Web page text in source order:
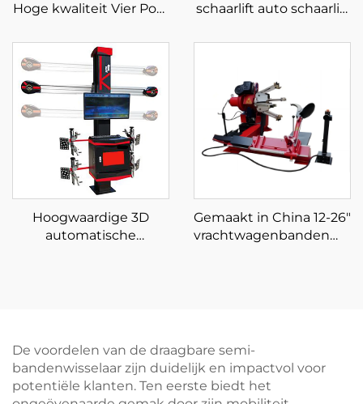
Hoge kwaliteit Vier Post
schaarlift auto schaarlift
auto
Hoogwaardige 3D
automatische
Gemaakt in China 12-26"
De voordelen van de draagbare semi-
bandenwisselaar zijn duidelijk en impactvol voor
potentiële klanten. Ten eerste biedt het